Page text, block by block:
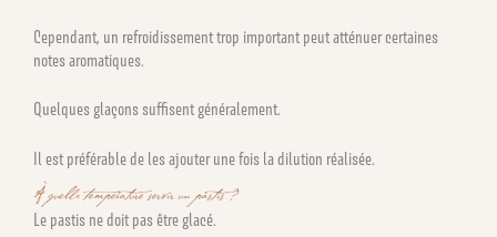
Cependant, un refroidissement trop important peut atténuer certaines
notes aromatiques.
Quelques glaçons suffisent généralement.
Il est préférable de les ajouter une fois la dilution réalisée.
À quelle température servir un pastis ?
Le pastis ne doit pas être glacé.